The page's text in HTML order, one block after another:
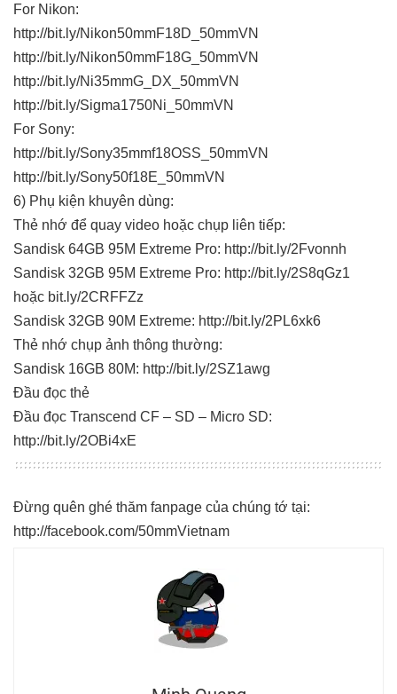
For Nikon:
http://bit.ly/Nikon50mmF18D_50mmVN
http://bit.ly/Nikon50mmF18G_50mmVN
http://bit.ly/Ni35mmG_DX_50mmVN
http://bit.ly/Sigma1750Ni_50mmVN
For Sony:
http://bit.ly/Sony35mmf18OSS_50mmVN
http://bit.ly/Sony50f18E_50mmVN
6) Phụ kiện khuyên dùng:
Thẻ nhớ để quay video hoặc chụp liên tiếp:
Sandisk 64GB 95M Extreme Pro: http://bit.ly/2Fvonnh
Sandisk 32GB 95M Extreme Pro: http://bit.ly/2S8qGz1
hoặc bit.ly/2CRFFZz
Sandisk 32GB 90M Extreme: http://bit.ly/2PL6xk6
Thẻ nhớ chụp ảnh thông thường:
Sandisk 16GB 80M: http://bit.ly/2SZ1awg
Đầu đọc thẻ
Đầu đọc Transcend CF – SD – Micro SD:
http://bit.ly/2OBi4xE
Đừng quên ghé thăm fanpage của chúng tớ tại:
http://facebook.com/50mmVietnam